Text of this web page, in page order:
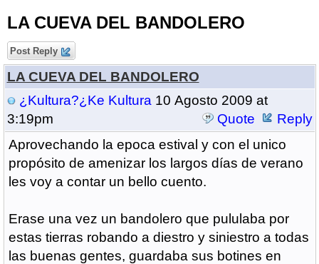
LA CUEVA DEL BANDOLERO
Post Reply
LA CUEVA DEL BANDOLERO
¿Kultura?¿Ke Kultura 10 Agosto 2009 at
3:19pm
Quote
Reply
Aprovechando la epoca estival y con el unico
propósito de amenizar los largos días de verano
les voy a contar un bello cuento.
Erase una vez un bandolero que pululaba por
estas tierras robando a diestro y siniestro a todas
las buenas gentes, guardaba sus botines en